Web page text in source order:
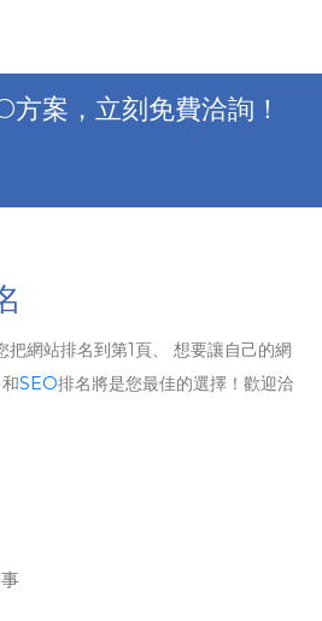
案，立刻免費洽詢！
把網站排名到第1頁、 想要讓自己的網
SEO排名將是您最佳的選擇！歡迎洽